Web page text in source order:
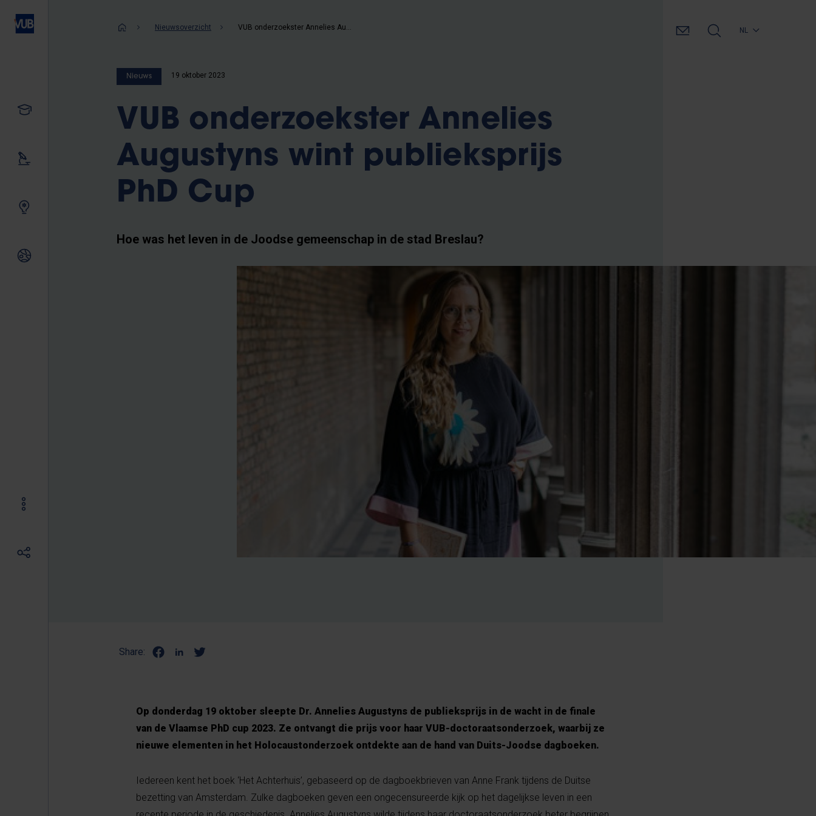
Ons onderzoek
Kruimelpad
Nieuwsoverzicht NL
Nieuws 19 oktober 2023
VUB onderzoekster Annelies
Augustyns wint publieksprijs
PhD Cup
Hoe was het leven in de Joodse gemeenschap in de stad Breslau?
Share:
Op donderdag 19 oktober sleepte Dr. Annelies Augustyns de publieksprijs in de wacht in de finale
van de Vlaamse PhD cup 2023. Ze ontvangt die prijs voor haar VUB-doctoraatsonderzoek, waarbij ze
nieuwe elementen in het Holocaustonderzoek ontdekte aan de hand van Duits-Joodse dagboeken.
Iedereen kent het boek ‘Het Achterhuis’, gebaseerd op de dagboekbrieven van Anne Frank tijdens de Duitse
bezetting van Amsterdam. Zulke dagboeken geven een ongecensureerde kijk op het dagelijkse leven in een